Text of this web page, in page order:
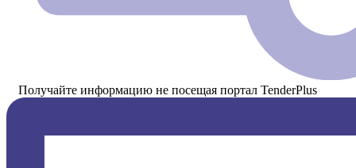
Получайте информацию не посещая портал TenderPlus